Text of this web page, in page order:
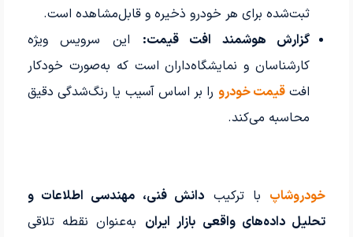
ثبت‌شده برای هر خودرو ذخیره و قابل‌مشاهده است.
گزارش هوشمند افت قیمت: این سرویس ویژه
کارشناسان و نمایشگاه‌داران است که به‌صورت خودکار
افتقیمت خودرو را بر اساس آسیب یا رنگ‌شدگی دقیق
محاسبه می‌کند.
خودروشاپ با ترکیب دانش فنی، مهندسی اطلاعات و
تحلیل داده‌های واقعی بازار ایران به‌عنوان نقطه تلاقی